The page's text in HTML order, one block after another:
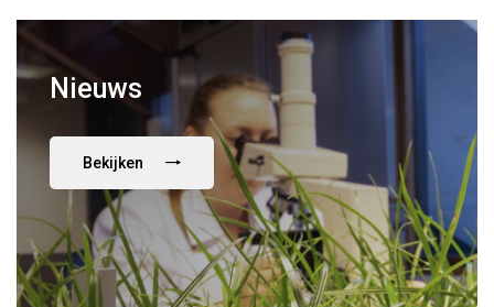
Nieuws
Bekijken